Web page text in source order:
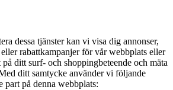
dessa tjänster kan vi visa dig annonser,
rabattkampanjer för vår webbplats eller
på ditt surf- och shoppingbeteende och mäta
ditt samtycke använder vi följande
part på denna webbplats: